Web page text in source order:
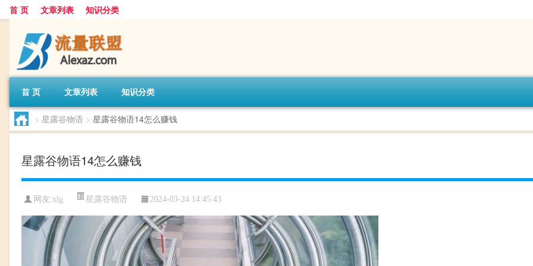
首 页 文章列表 知识分类
首 页 文章列表 知识分类
> 星露谷物语 > 星露谷物语14怎么赚钱
星露谷物语14怎么赚钱
网友:xlg 星露谷物语 2024-03-24 14:45:43